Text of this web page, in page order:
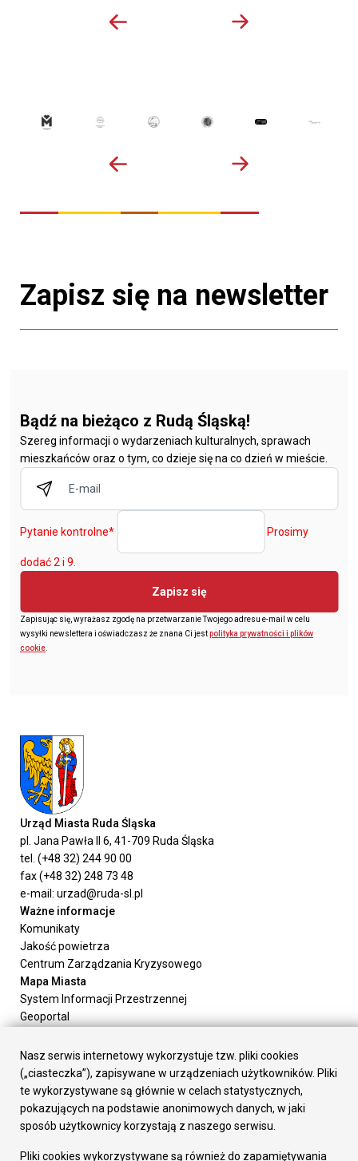
Zapisz się na newsletter
Bądź na bieżąco z Rudą Śląską!
Szereg informacji o wydarzeniach kulturalnych, sprawach
mieszkańców oraz o tym, co dzieje się na co dzień w mieście.
Pytanie kontrolne* Prosimy
dodać 2 i 9.
Zapisz się
Zapisując się, wyrażasz zgodę na przetwarzanie Twojego adresu e-mail w celu
wysyłki newslettera i oświadczasz że znana Ci jestpolityka prywatności i plików
cookie
Urząd Miasta Ruda Śląska
pl. Jana Pawła II 6, 41-709 Ruda Śląska
tel. (+48 32) 244 90 00
fax (+48 32) 248 73 48
e-mail: urzad@ruda-sl.pl
Ważne informacje
Komunikaty
Jakość powietrza
Centrum Zarządzania Kryzysowego
Mapa Miasta
System Informacji Przestrzennej
Geoportal
Załatw sprawę
Prezydent Miasta
Rada Miasta
Wydziały
Elektroniczna Skrzynka Podawcza
Gospodarka
Nasz serwis internetowy wykorzystuje tzw. pliki cookies
(„ciasteczka”), zapisywane w urządzeniach użytkowników. Pliki
te wykorzystywane są głównie w celach statystycznych,
pokazujących na podstawie anonimowych danych, w jaki
sposób użytkownicy korzystają z naszego serwisu.
Pliki cookies wykorzystywane są również do zapamiętywania